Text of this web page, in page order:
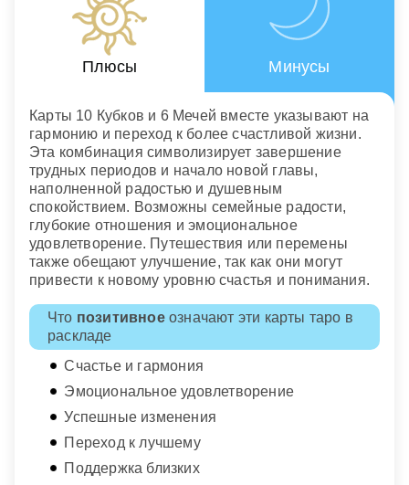
Плюсы Минусы
Карты 10 Кубков и 6 Мечей вместе указывают на
гармонию и переход к более счастливой жизни.
Эта комбинация символизирует завершение
трудных периодов и начало новой главы,
наполненной радостью и душевным
спокойствием. Возможны семейные радости,
глубокие отношения и эмоциональное
удовлетворение. Путешествия или перемены
также обещают улучшение, так как они могут
привести к новому уровню счастья и понимания.
Что позитивноеозначают эти карты таро в
раскладе
Счастье и гармония
Эмоциональное удовлетворение
Успешные изменения
Переход к лучшему
Поддержка близких